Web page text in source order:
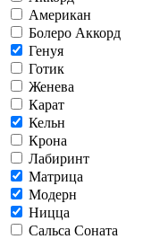
Американ
Болеро Аккорд
Генуя
Готик
Женева
Карат
Кельн
Крона
Лабиринт
Матрица
Модерн
Ницца
Сальса Соната